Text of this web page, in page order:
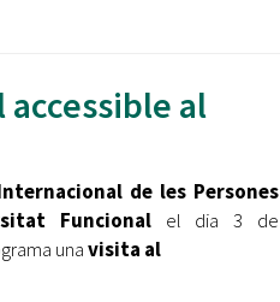
al
de les Persones
Funcionalel dia 3 de
unavisita al